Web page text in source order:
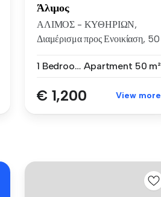
Άλιμος
ΑΛΙΜΟΣ - ΚΥΘΗΡΙΩΝ,
Διαμέρισμα προς Ενοικίαση, 50
1 Bedroom Apartment 50 m²
€ 1,200 View more